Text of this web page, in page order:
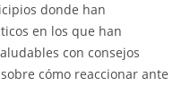
donde han
en los que han
con consejos
cómo reaccionar ante